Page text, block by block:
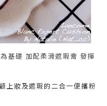
礎 加配柔滑遮瑕膏 發揮
上妝及遮瑕的二合一便攜粉